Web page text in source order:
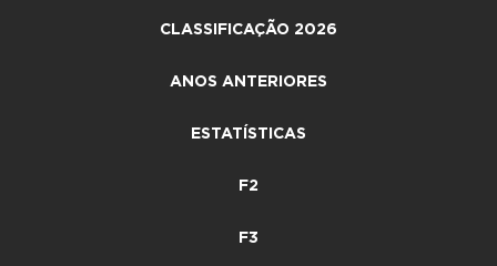
CLASSIFICAÇÃO 2026
ANOS ANTERIORES
ESTATÍSTICAS
F2
F3